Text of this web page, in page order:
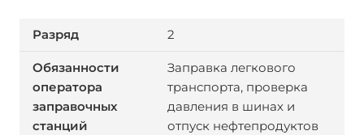
2
Заправка легкового
транспорта, проверка
давления в шинах и
отпуск нефтепродуктов